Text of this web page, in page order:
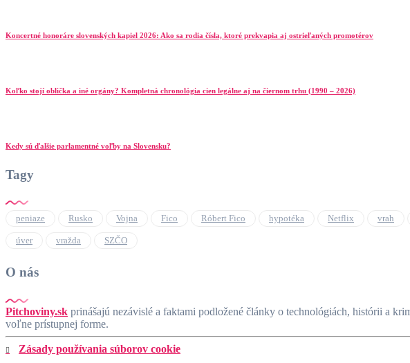
Koncertné honoráre slovenských kapiel 2026: Ako sa rodia čísla, ktoré prekvapia aj ostrieľaných promotérov
Koľko stojí oblička a iné orgány? Kompletná chronológia cien legálne aj na čiernom trhu (1990 – 2026)
Kedy sú ďalšie parlamentné voľby na Slovensku?
Tagy
peniaze Rusko Vojna Fico Róbert Fico hypotéka Netflix vrah
úver vražda SZČO
O nás
Pitchoviny.sk prinášajú nezávislé a faktami podložené články o technológiách, histórii a
voľne prístupnej forme.
Zásady používania súborov cookie